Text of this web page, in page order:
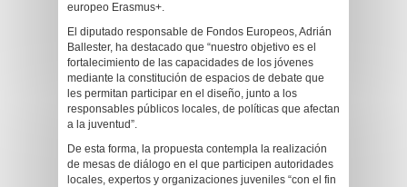
europeo Erasmus+.
El diputado responsable de Fondos Europeos, Adrián
Ballester, ha destacado que “nuestro objetivo es el
fortalecimiento de las capacidades de los jóvenes
mediante la constitución de espacios de debate que
les permitan participar en el diseño, junto a los
responsables públicos locales, de políticas que afectan
a la juventud”.
De esta forma, la propuesta contempla la realización
de mesas de diálogo en el que participen autoridades
locales, expertos y organizaciones juveniles “con el fin